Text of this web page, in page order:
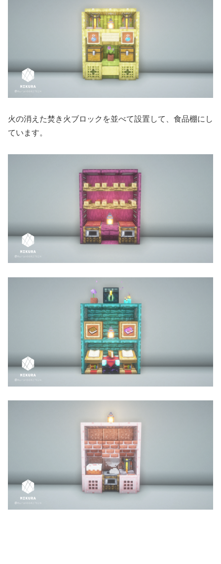
火の消えた焚き火ブロックを並べて設置して、食品棚にし
ています。